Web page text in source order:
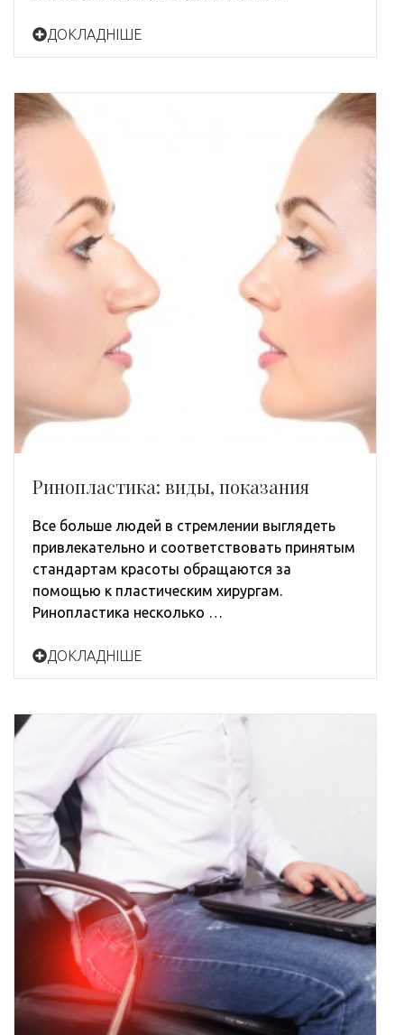
ДОКЛАДНІШЕ
Ринопластика: виды, показания
Все больше людей в стремлении выглядеть
привлекательно и соответствовать принятым
стандартам красоты обращаются за
помощью к пластическим хирургам.
Ринопластика несколько …
ДОКЛАДНІШЕ